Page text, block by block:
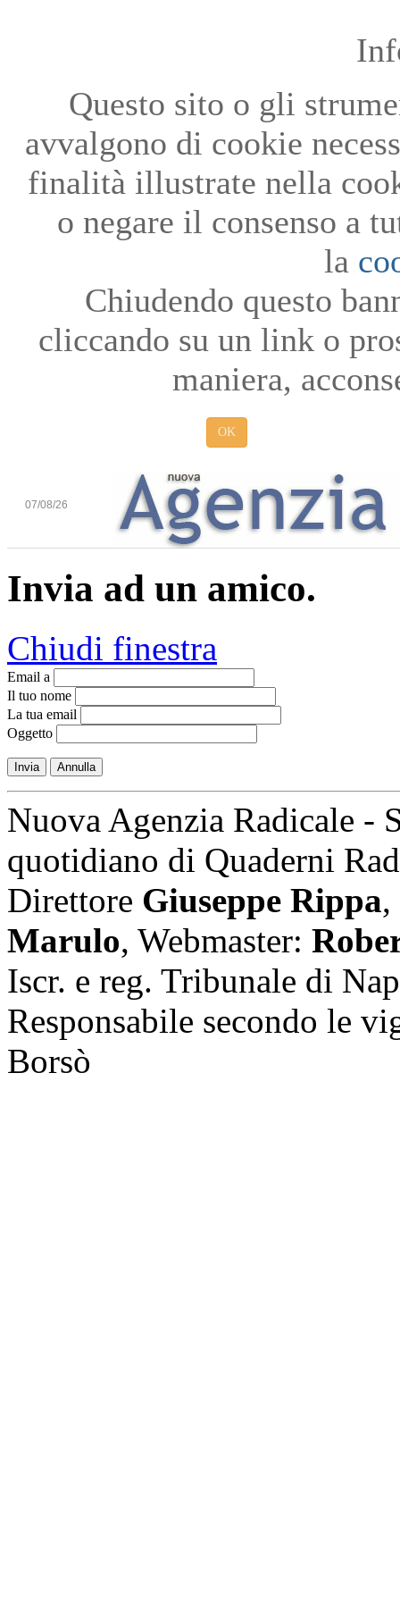
Questo sito o gli
avvalgono di cookie
finalità illustrate nella
o negare il consenso a
la
Chiudendo questo
cliccando su un link o
maniera,
OK
07/08/26
Invia ad un amico.
Chiudi finestra
Email a
Il tuo nome
La tua email
Oggetto
Invia Annulla
Nuova Agenzia Radicale -
quotidiano di Quaderni
Direttore Giuseppe Rippa,
Marulo, Webmaster:
Iscr. e reg. Tribunale di
Responsabile secondo le
Borsò